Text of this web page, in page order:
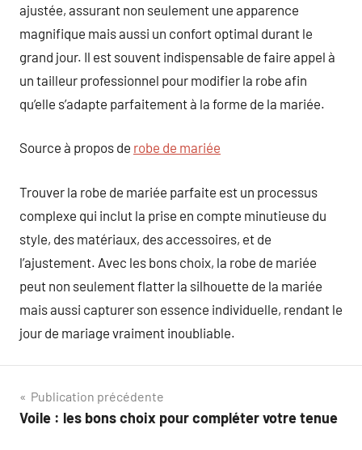
ajustée, assurant non seulement une apparence
magnifique mais aussi un confort optimal durant le
grand jour. Il est souvent indispensable de faire appel à
un tailleur professionnel pour modifier la robe afin
qu’elle s’adapte parfaitement à la forme de la mariée.
Source à propos de robe de mariée
Trouver la robe de mariée parfaite est un processus
complexe qui inclut la prise en compte minutieuse du
style, des matériaux, des accessoires, et de
l’ajustement. Avec les bons choix, la robe de mariée
peut non seulement flatter la silhouette de la mariée
mais aussi capturer son essence individuelle, rendant le
jour de mariage vraiment inoubliable.
Navigation
de
Publication précédente
Voile : les bons choix pour compléter votre tenue